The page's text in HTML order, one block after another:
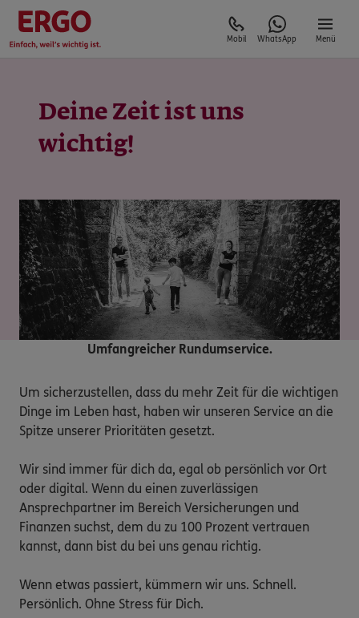
Mobil WhatsApp Menü
Deine Zeit ist uns
wichtig!
Umfangreicher Rundumservice.
Um sicherzustellen, dass du mehr Zeit für die wichtigen
Dinge im Leben hast, haben wir unseren Service an die
Spitze unserer Prioritäten gesetzt.
Wir sind immer für dich da, egal ob persönlich vor Ort
oder digital. Wenn du einen zuverlässigen
Ansprechpartner im Bereich Versicherungen und
Finanzen suchst, dem du zu 100 Prozent vertrauen
kannst, dann bist du bei uns genau richtig.
Wenn etwas passiert, kümmern wir uns. Schnell.
Persönlich. Ohne Stress für Dich.